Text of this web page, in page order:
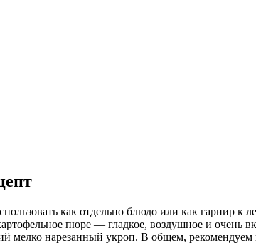
как отдельно блюдо или как гарнир к
пюре — гладкое, воздушное и очень
мелко нарезанный укроп. В общем,